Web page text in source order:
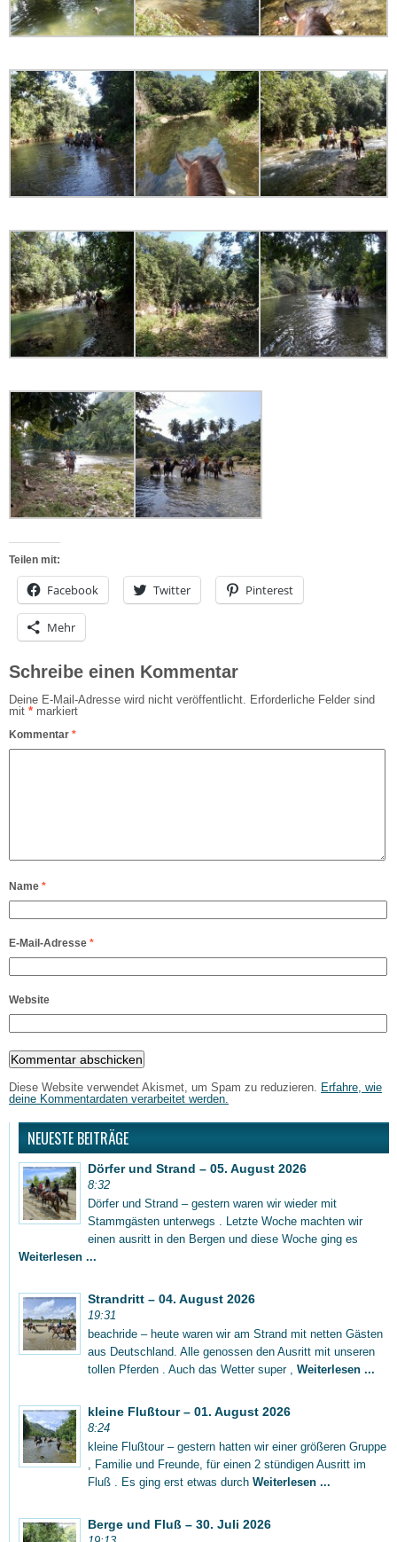
Teilen mit:
Facebook Twitter Pinterest
Mehr
Schreibe einen Kommentar
Deine E-Mail-Adresse wird nicht veröffentlicht. Erforderliche Felder sind
mit * markiert
Kommentar *
Name *
E-Mail-Adresse *
Website
Diese Website verwendet Akismet, um Spam zu reduzieren. Erfahre, wie
deine Kommentardaten verarbeitet werden.
NEUESTE BEITRÄGE
Dörfer und Strand – 05. August 2026
8:32
Dörfer und Strand – gestern waren wir wieder mit
Stammgästen unterwegs . Letzte Woche machten wir
einen ausritt in den Bergen und diese Woche ging es
Weiterlesen ...
Strandritt – 04. August 2026
19:31
beachride – heute waren wir am Strand mit netten Gästen
aus Deutschland. Alle genossen den Ausritt mit unseren
tollen Pferden . Auch das Wetter super , Weiterlesen ...
kleine Flußtour – 01. August 2026
8:24
kleine Flußtour – gestern hatten wir einer größeren Gruppe
, Familie und Freunde, für einen 2 stündigen Ausritt im
Fluß . Es ging erst etwas durch Weiterlesen ...
Berge und Fluß – 30. Juli 2026